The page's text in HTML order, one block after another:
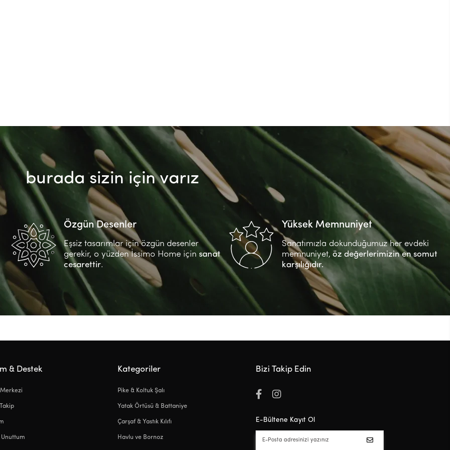
burada sizin için varız
Özgün Desenler
Eşsiz tasarımlar için özgün desenler
gerekir, o yüzden İssimo Home için sanat
cesarettir.
Yüksek Memnuniyet
Sanatımızla dokunduğumuz her evdeki
memnuniyet, öz değerlerimizin en somut
karşılığıdır.
& Destek Kategoriler
Pike & Koltuk Şalı
Yatak Örtüsü & Battaniye
Çarşaf & Yastık Kılıfı
Havlu ve Bornoz
Bizi Takip Edin
E-Bültene Kayıt Ol